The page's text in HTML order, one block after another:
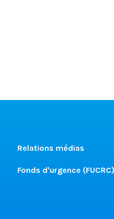
Relations médias
Fonds d'urgence (FUCRC)